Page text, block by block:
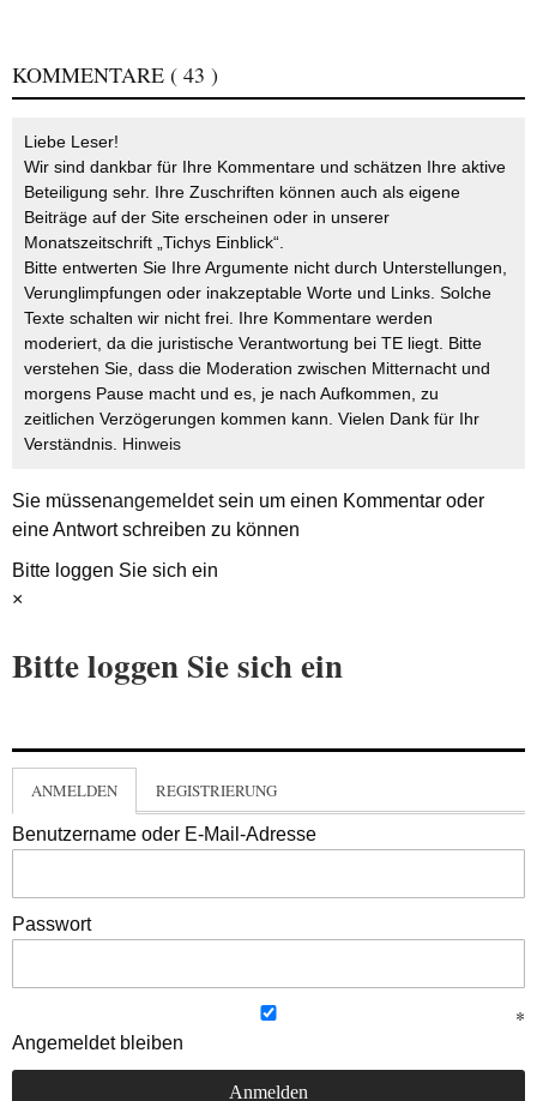
KOMMENTARE ( 43 )
Liebe Leser!
Wir sind dankbar für Ihre Kommentare und schätzen Ihre aktive
Beteiligung sehr. Ihre Zuschriften können auch als eigene
Beiträge auf der Site erscheinen oder in unserer
Monatszeitschrift „Tichys Einblick“.
Bitte entwerten Sie Ihre Argumente nicht durch Unterstellungen,
Verunglimpfungen oder inakzeptable Worte und Links. Solche
Texte schalten wir nicht frei. Ihre Kommentare werden
moderiert, da die juristische Verantwortung bei TE liegt. Bitte
verstehen Sie, dass die Moderation zwischen Mitternacht und
morgens Pause macht und es, je nach Aufkommen, zu
zeitlichen Verzögerungen kommen kann. Vielen Dank für Ihr
Verständnis. Hinweis
Sie müssenangemeldetsein um einen Kommentar oder
eine Antwort schreiben zu können
Bitte loggen Sie sich ein
×
Bitte loggen Sie sich ein
ANMELDEN REGISTRIERUNG
Benutzername oder E-Mail-Adresse
Passwort
Angemeldet bleiben